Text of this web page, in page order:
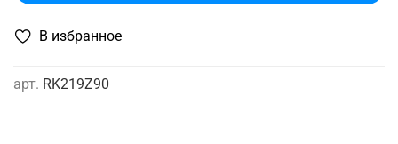
В избранное
арт. RK219Z90